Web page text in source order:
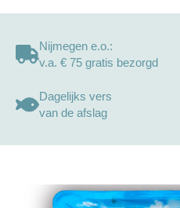
Nijmegen e.o.:
v.a. € 75 gratis bezorgd
Dagelijks vers
van de afslag